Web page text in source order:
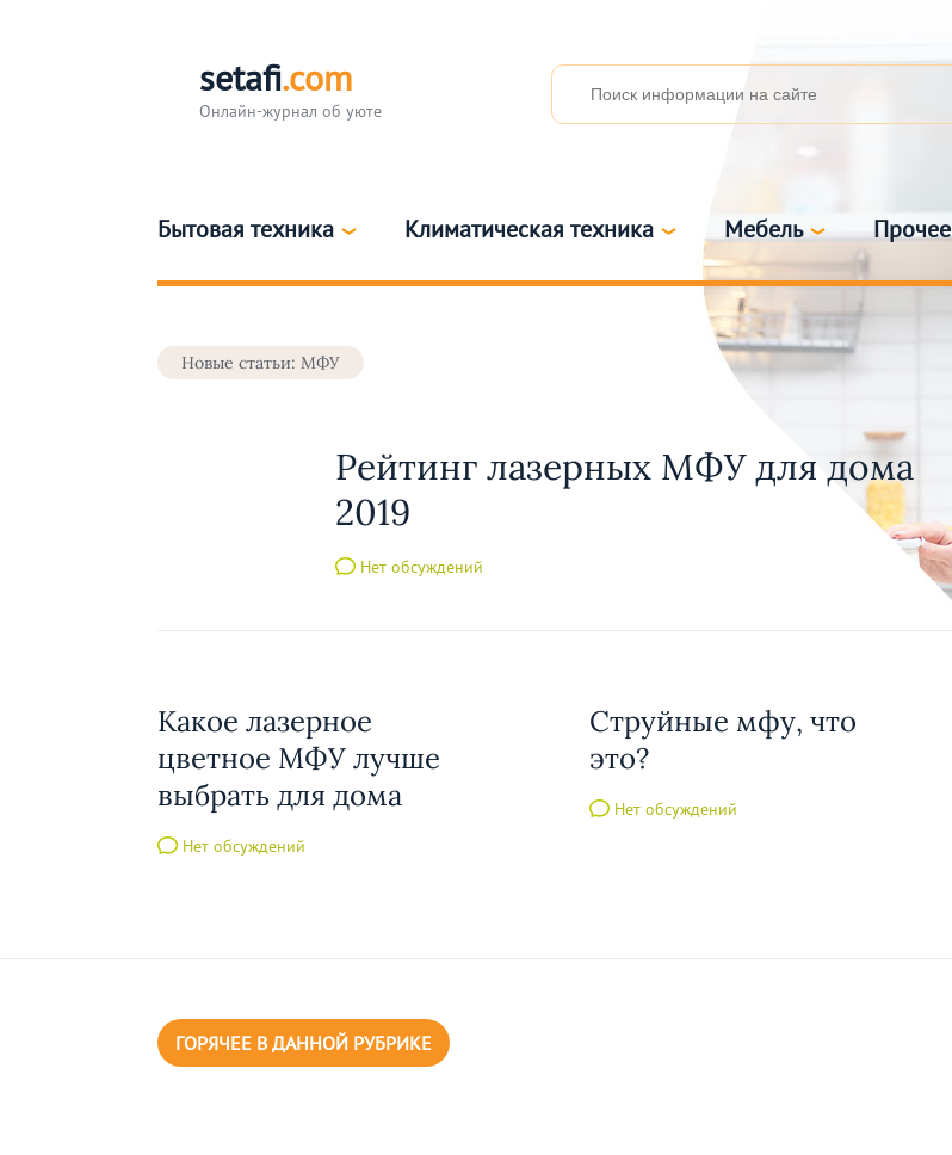
setafi.com
Онлайн-журнал об уюте
Бытовая техника Климатическая техника Мебель Прочее
Новые статьи: МФУ
Рейтинг лазерных МФУ для дома
2019
Нет обсуждений
Какое лазерное
цветное МФУ лучше
выбрать для дома
Нет обсуждений
Струйные мфу, что
это?
Нет обсуждений
ГОРЯЧЕЕ В ДАННОЙ РУБРИКЕ